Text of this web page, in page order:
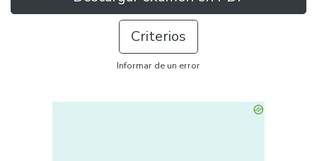
Criterios
Informar de un error